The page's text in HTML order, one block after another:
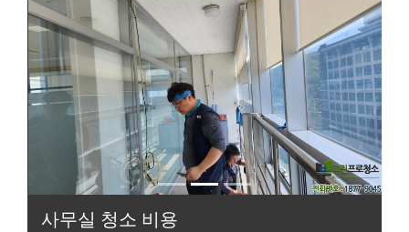
사무실 청소 비용